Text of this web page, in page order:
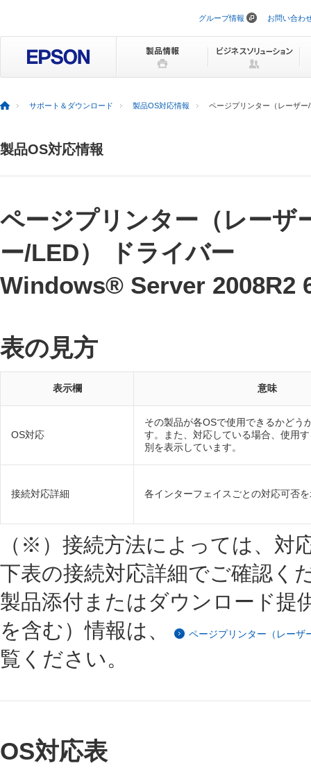
ビ
ョ
を
グループ情報 お問い合わ
サポート＆ダウンロード 製品OS対応情報 ページプリンター（レーザ
製品OS対応情報
ページプリンター（レーザ
ー/LED） ドライバー
Windows® Server 2008R2
表の見方
表示欄 意味
OS対応
その製品が各OSで使用できるかどう
す。また、対応している場合、使用
別を表示しています。
接続対応詳細 各インターフェイスごとの対応可否
（※）接続方法によっては、対
下表の接続対応詳細でご確認く
製品添付またはダウンロード提
を含む）情報は、
ページプリンター（レーザ
覧ください。
OS対応表